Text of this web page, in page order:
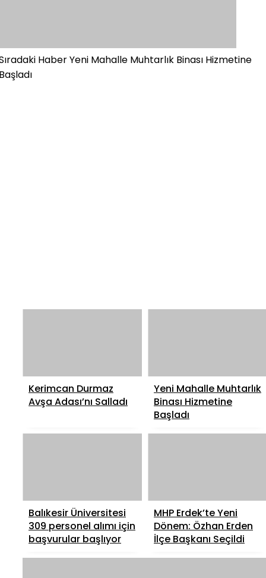
HaberYeni Mahalle Muhtarlık Binası Hizmetine
Kerimcan Durmaz
Avşa Adası’nı Salladı
Yeni Mahalle Muhtarlık
Binası Hizmetine
Başladı
Balıkesir Üniversitesi
309 personel alımı için
başvurular başlıyor
MHP Erdek’te Yeni
Dönem: Özhan Erden
İlçe Başkanı Seçildi